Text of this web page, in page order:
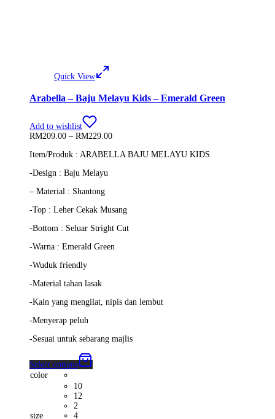
Quick View
Arabella – Baju Melayu Kids – Emerald Green
Add to wishlist
RM209.00 – RM229.00Price
RM209.00
Item/Produk : ARABELLA BAJU MELAYU KIDS
-Design : Baju Melayu
– Material : Shantong
-Top : Leher Cekak Musang
-Bottom : Seluar Stright Cut
-Warna : Emerald Green
-Wuduk friendly
-Material tahan lasak
-Kain yang mengilat, nipis dan lembut
-Menyerap peluh
-Sesuai untuk sebarang majlis
Select options
color
size
10
12
2
4